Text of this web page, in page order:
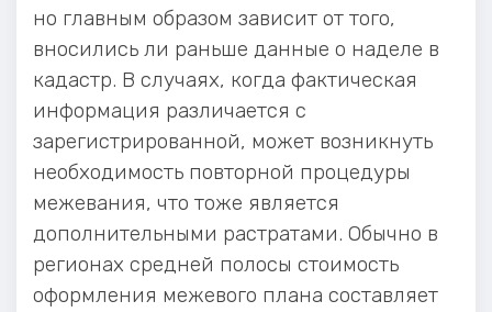
но главным образом зависит от того,
вносились ли раньше данные о наделе в
кадастр. В случаях, когда фактическая
информация различается с
зарегистрированной, может возникнуть
необходимость повторной процедуры
межевания, что тоже является
дополнительными растратами. Обычно в
регионах средней полосы стоимость
оформления межевого плана составляет